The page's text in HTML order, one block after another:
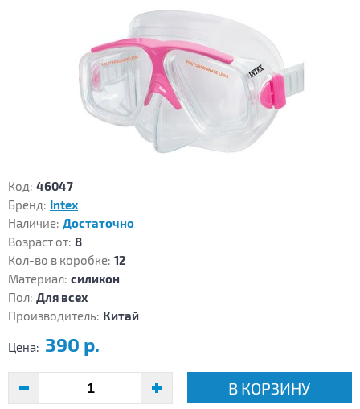
Код: 46047
Бренд: Intex
Наличие: Достаточно
Возраст от: 8
Кол-во в коробке: 12
Материал: силикон
Пол: Для всех
Производитель: Китай
Цена: 390 р.
В КОРЗИНУ